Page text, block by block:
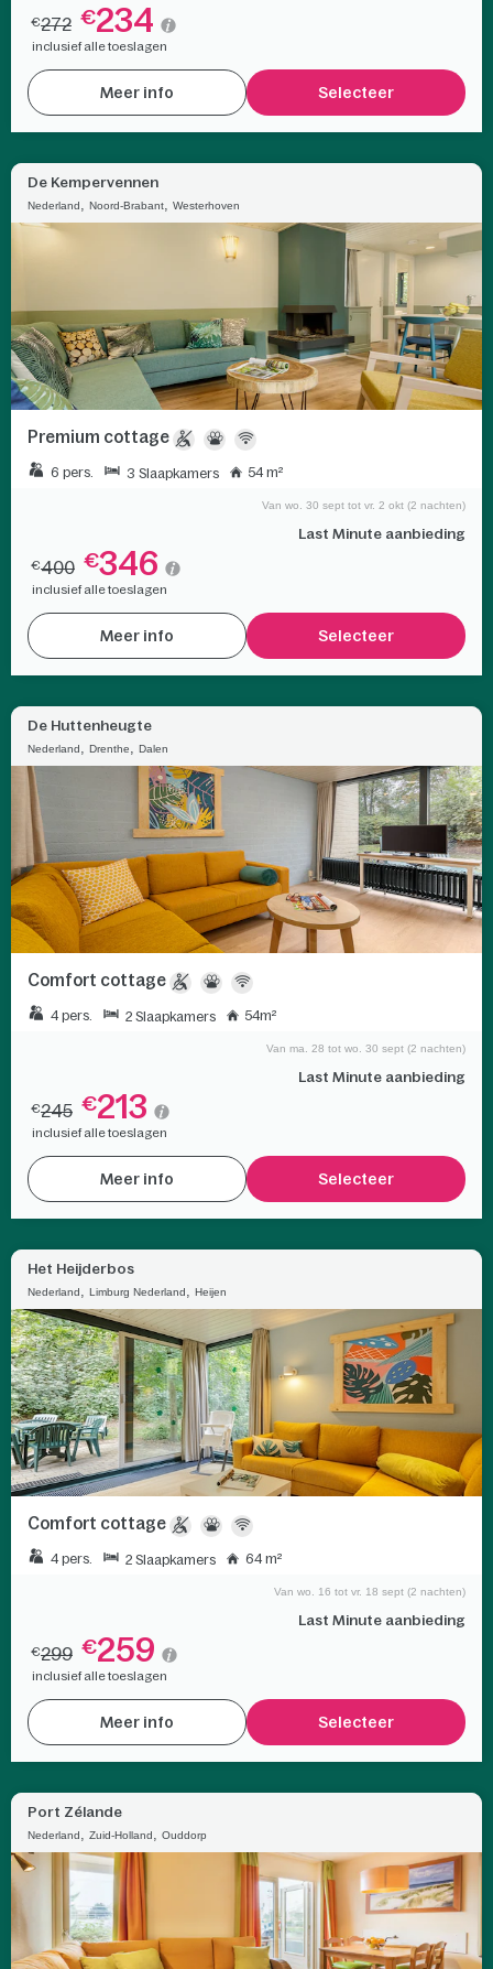
€272 €234
inclusief alle toeslagen
Meer info Selecteer
De Kempervennen
Nederland Noord-Brabant Westerhoven
Premium cottage
6 pers. 3 Slaapkamers 54 m²
Last Minute aanbieding
Van wo. 30 sept tot vr. 2 okt (2 nachten)
€400 €346
inclusief alle toeslagen
Meer info Selecteer
De Huttenheugte
Nederland Drenthe Dalen
Comfort cottage
4 pers. 2 Slaapkamers 54m²
Last Minute aanbieding
Van ma. 28 tot wo. 30 sept (2 nachten)
€245 €213
inclusief alle toeslagen
Meer info Selecteer
Het Heijderbos
Nederland, Limburg Nederland, Heijen
Comfort cottage
4 pers. 2 Slaapkamers 64 m²
Last Minute aanbieding
Van wo. 16 tot vr. 18 sept (2 nachten)
€299 €259
inclusief alle toeslagen
Meer info Selecteer
Port Zélande
Nederland, Zuid-Holland, Ouddorp